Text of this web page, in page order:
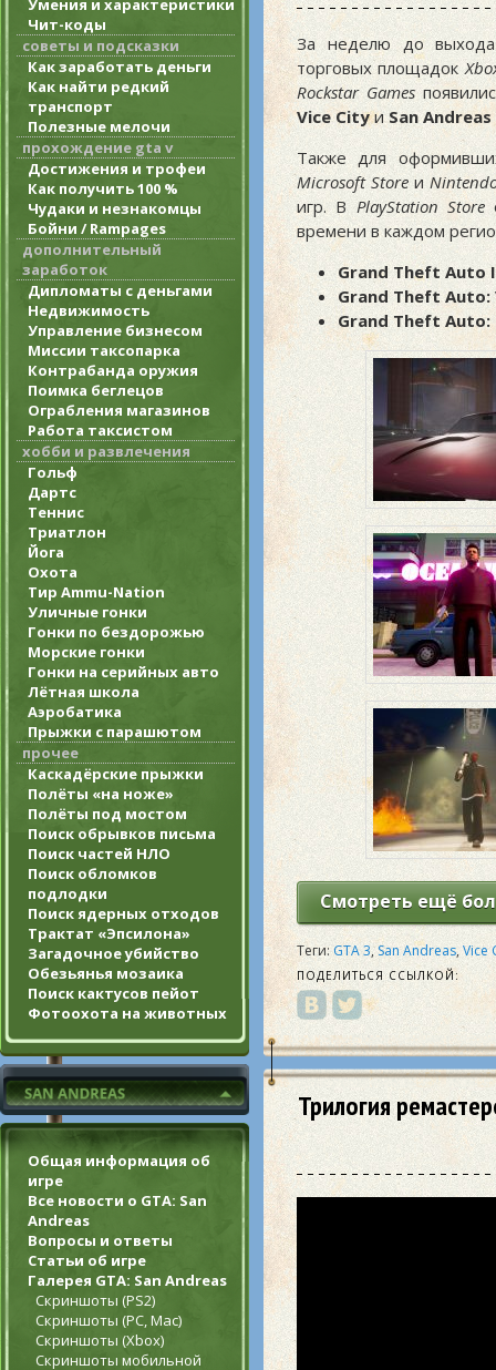
Умения и характеристики
Чит-коды
советы и подсказки
Как заработать деньги
Как найти редкий
транспорт
Полезные мелочи
прохождение gta v
Достижения и трофеи
Как получить 100 %
Чудаки и незнакомцы
Бойни / Rampages
дополнительный
заработок
Дипломаты с деньгами
Недвижимость
Управление бизнесом
Миссии таксопарка
Контрабанда оружия
Поимка беглецов
Ограбления магазинов
Работа таксистом
хобби и развлечения
Гольф
Дартс
Теннис
Триатлон
Йога
Охота
Тир Ammu-Nation
Уличные гонки
Гонки по бездорожью
Морские гонки
Гонки на серийных авто
Лётная школа
Аэробатика
Прыжки с парашютом
прочее
Каскадёрские прыжки
Полёты «на ноже»
Полёты под мостом
Поиск обрывков письма
Поиск частей НЛО
Поиск обломков
подлодки
Поиск ядерных отходов
Трактат «Эпсилона»
Загадочное убийство
Обезьянья мозаика
Поиск кактусов пейот
Фотоохота на животных
Общая информация об
игре
Все новости о GTA: San
Andreas
Вопросы и ответы
Статьи об игре
Галерея GTA: San Andreas
Скриншоты (PS2)
Скриншоты (PC, Mac)
Скриншоты (Xbox)
Скриншоты мобильной
За неделю до
торговых площадок
Rockstar Games
Vice Cityи San Andreas
Также для
Microsoft Storeи
игр. В PlayStation Store
времени в каждом
Grand Theft Auto
Grand Theft Auto:
Grand Theft Auto:
Смотреть ещё
Теги:GTA 3,San Andreas,Vice
ПОДЕЛИТЬСЯ ССЫЛКОЙ:
Трилогия